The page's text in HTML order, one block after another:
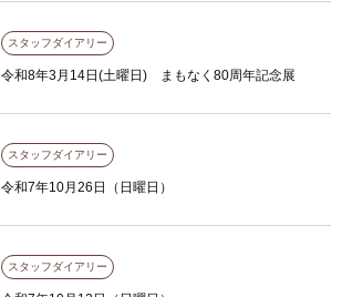
スタッフダイアリー
令和8年3月14日(土曜日) まもなく80周年記念展
スタッフダイアリー
令和7年10月26日（日曜日）
スタッフダイアリー